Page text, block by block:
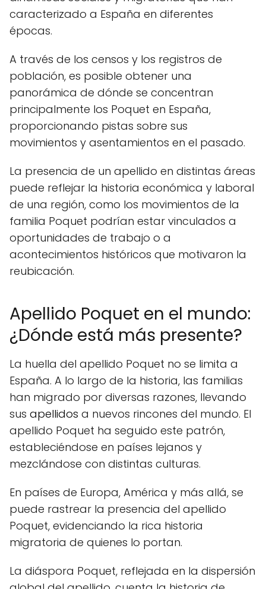
caracterizado a España en diferentes
épocas.
A través de los censos y los registros de
población, es posible obtener una
panorámica de dónde se concentran
principalmente los Poquet en España,
proporcionando pistas sobre sus
movimientos y asentamientos en el pasado.
La presencia de un apellido en distintas áreas
puede reflejar la historia económica y laboral
de una región, como los movimientos de la
familia Poquet podrían estar vinculados a
oportunidades de trabajo o a
acontecimientos históricos que motivaron la
reubicación.
Apellido Poquet en el mundo:
¿Dónde está más presente?
La huella del apellido Poquet no se limita a
España. A lo largo de la historia, las familias
han migrado por diversas razones, llevando
sus apellidos a nuevos rincones del mundo. El
apellido Poquet ha seguido este patrón,
estableciéndose en países lejanos y
mezclándose con distintas culturas.
En países de Europa, América y más allá, se
puede rastrear la presencia del apellido
Poquet, evidenciando la rica historia
migratoria de quienes lo portan.
La diáspora Poquet, reflejada en la dispersión